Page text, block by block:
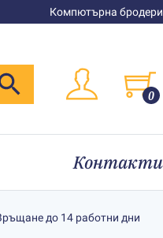
Компютърна
0
Контакти
до 14 работни дни